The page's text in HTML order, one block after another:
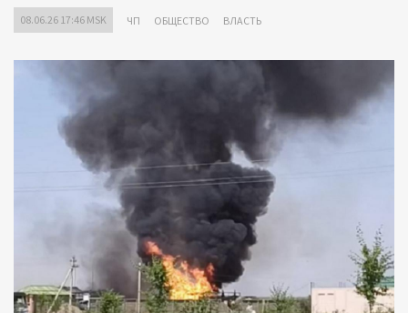
08.06.26 17:46 MSK ЧП ОБЩЕСТВО ВЛАСТЬ